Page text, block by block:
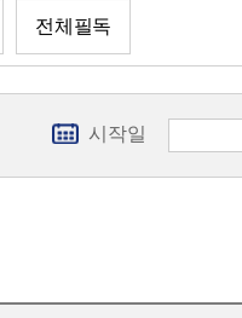
전체필독
시작일